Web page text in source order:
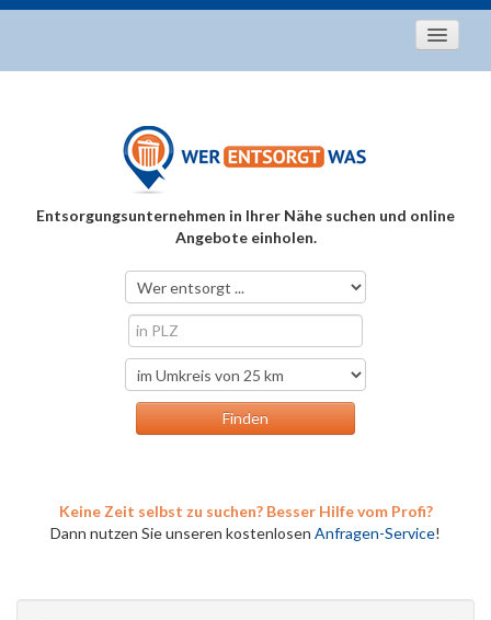
Entsorgungstipps
Über uns
Entsorgungsunternehmen in Ihrer Nähe suchen und online
Angebote einholen.
Keine Zeit selbst zu suchen? Besser Hilfe vom Profi?
Dann nutzen Sie unseren kostenlosen Anfragen-Service!